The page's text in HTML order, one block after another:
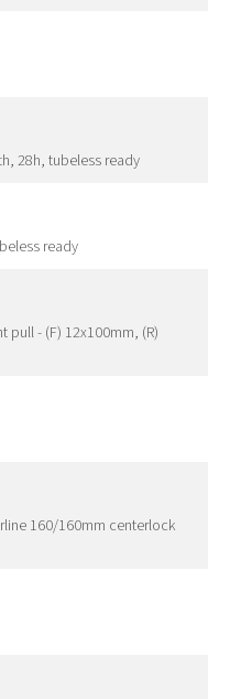
28h, tubeless ready
ready
pull - (F) 12x100mm, (R)
160/160mm centerlock